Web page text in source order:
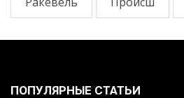
ПОПУЛЯРНЫЕ СТАТЬИ